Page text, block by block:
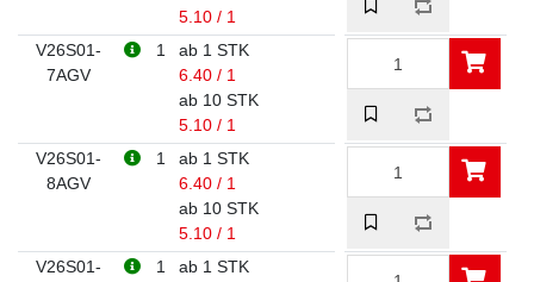
5.10 / 1
V26S01-
7AGV
1
ab 1 STK
6.40 / 1
ab 10 STK
5.10 / 1
V26S01-
8AGV
1
ab 1 STK
6.40 / 1
ab 10 STK
5.10 / 1
V26S01-
1
ab 1 STK